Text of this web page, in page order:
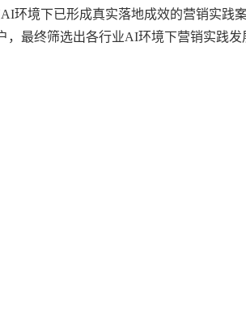
环境下已形成真实落地成效的营销实践
，最终筛选出各行业AI环境下营销实践发